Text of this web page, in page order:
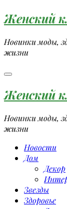
Перейти
к
содержимому
Женский
Новинки моды,
жизни
Женский
Новинки моды,
жизни
Новости
Дом
Декор
Звезды
Здоровье